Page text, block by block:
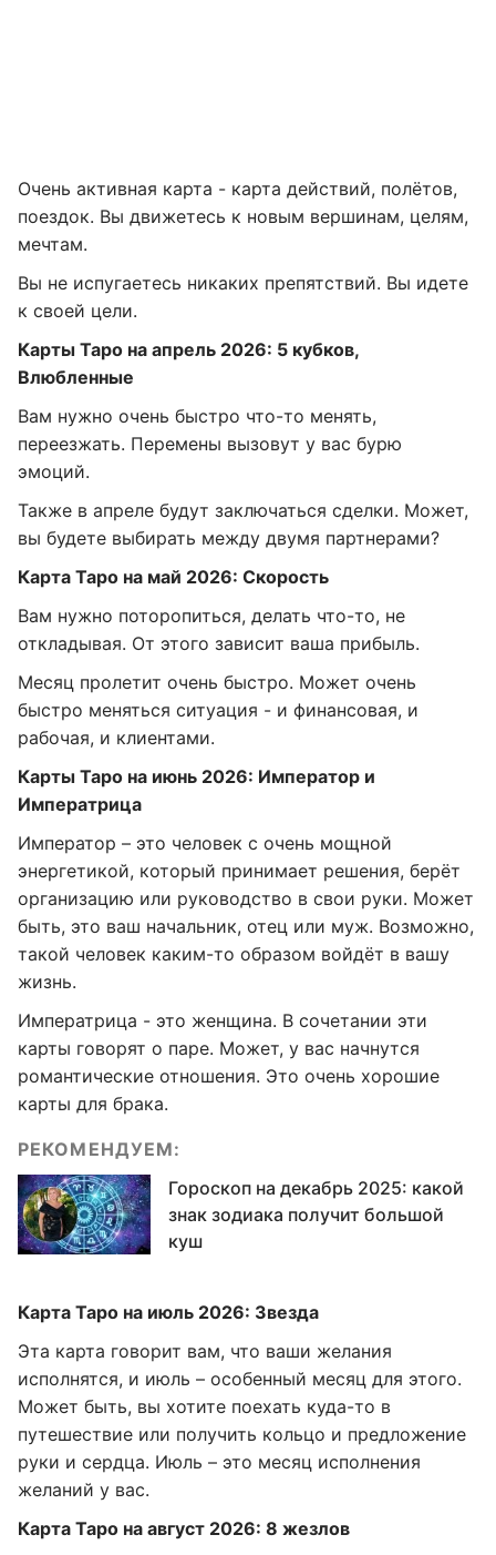
Очень активная карта - карта действий, полётов,
поездок. Вы движетесь к новым вершинам, целям,
мечтам.
Вы не испугаетесь никаких препятствий. Вы идете
к своей цели.
Карты Таро на апрель 2026: 5 кубков,
Влюбленные
Вам нужно очень быстро что-то менять,
переезжать. Перемены вызовут у вас бурю
эмоций.
Также в апреле будут заключаться сделки. Может,
вы будете выбирать между двумя партнерами?
Карта Таро на май 2026: Скорость
Вам нужно поторопиться, делать что-то, не
откладывая. От этого зависит ваша прибыль.
Месяц пролетит очень быстро. Может очень
быстро меняться ситуация - и финансовая, и
рабочая, и клиентами.
Карты Таро на июнь 2026: Император и
Императрица
Император – это человек с очень мощной
энергетикой, который принимает решения, берёт
организацию или руководство в свои руки. Может
быть, это ваш начальник, отец или муж. Возможно,
такой человек каким-то образом войдёт в вашу
жизнь.
Императрица - это женщина. В сочетании эти
карты говорят о паре. Может, у вас начнутся
романтические отношения. Это очень хорошие
карты для брака.
РЕКОМЕНДУЕМ:
Гороскоп на декабрь 2025: какой
знак зодиака получит большой
куш
Карта Таро на июль 2026: Звезда
Эта карта говорит вам, что ваши желания
исполнятся, и июль – особенный месяц для этого.
Может быть, вы хотите поехать куда-то в
путешествие или получить кольцо и предложение
руки и сердца. Июль – это месяц исполнения
желаний у вас.
Карта Таро на август 2026: 8 жезлов